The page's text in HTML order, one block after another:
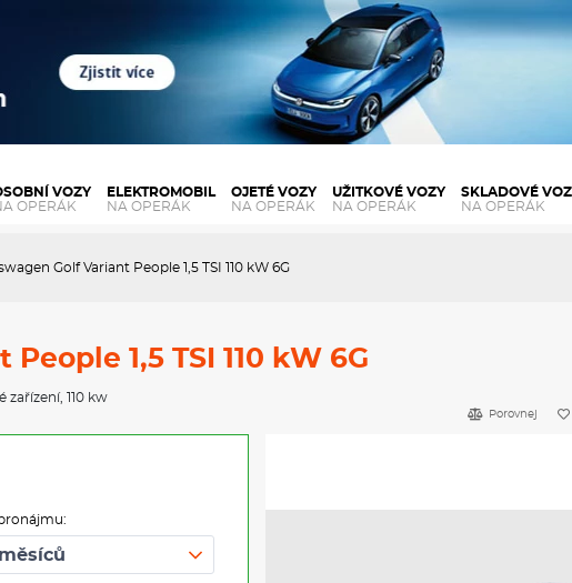
VOZY
OPERÁK
ELEKTROMOBIL
NA OPERÁK
OJETÉ VOZY
NA OPERÁK
UŽITKOVÉ VOZY
NA OPERÁK
SKLADOVÉ
NA OPERÁK
Golf Variant People 1,5 TSI 110 kW 6G
1,5 TSI 110 kW 6G
zařízení, 110 kw
Porovnej